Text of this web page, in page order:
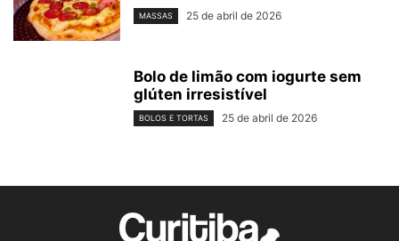
MASSAS 25 de abril de 2026
Bolo de limão com iogurte sem
glúten irresistível
BOLOS E TORTAS 25 de abril de 2026